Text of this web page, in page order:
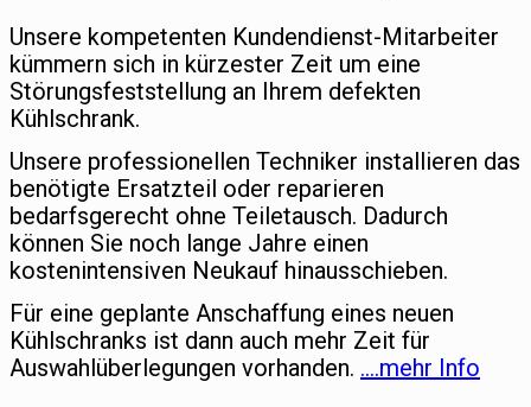
Unsere kompetenten Kundendienst-Mitarbeiter
kümmern sich in kürzester Zeit um eine
Störungsfeststellung an Ihrem defekten
Kühlschrank.
Unsere professionellen Techniker installieren das
benötigte Ersatzteil oder reparieren
bedarfsgerecht ohne Teiletausch. Dadurch
können Sie noch lange Jahre einen
kostenintensiven Neukauf hinausschieben.
Für eine geplante Anschaffung eines neuen
Kühlschranks ist dann auch mehr Zeit für
Auswahlüberlegungen vorhanden. ….mehr Info